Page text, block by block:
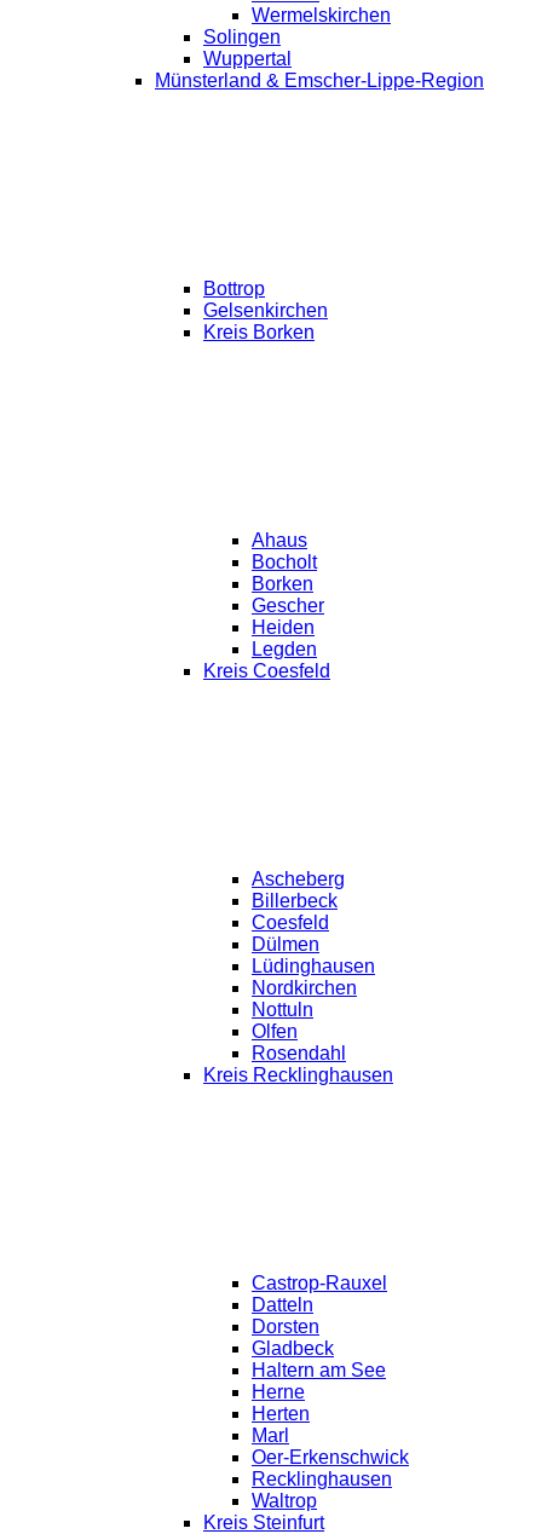
Wermelskirchen
Solingen
Wuppertal
Münsterland & Emscher-Lippe-Region
Bottrop
Gelsenkirchen
Kreis Borken
Ahaus
Bocholt
Borken
Gescher
Heiden
Legden
Kreis Coesfeld
Ascheberg
Billerbeck
Coesfeld
Dülmen
Lüdinghausen
Nordkirchen
Nottuln
Olfen
Rosendahl
Kreis Recklinghausen
Castrop-Rauxel
Datteln
Dorsten
Gladbeck
Haltern am See
Herne
Herten
Marl
Oer-Erkenschwick
Recklinghausen
Waltrop
Kreis Steinfurt